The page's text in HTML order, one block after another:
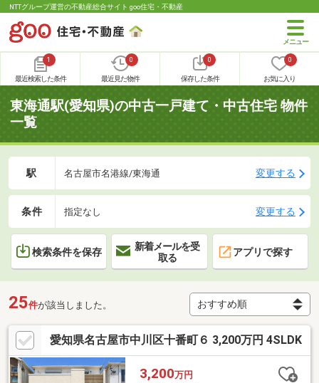
NTTグループ運営の不動産総合サイト goo住宅・不動産
1
最近検索した条件
0
最近見た物件
0
保存した条件
0
お気に入り
東海通駅(愛知県)の中古一戸建て・中古住宅 物件
一覧
駅 名古屋市名港線/東海通 変更する
条件 指定なし 変更する
検索条件を保存
新着メールを受
取る
アプリで探す
25件が該当しました。
愛知県名古屋市中川区十番町６ 3,200万円 4SLDK
3,200万円